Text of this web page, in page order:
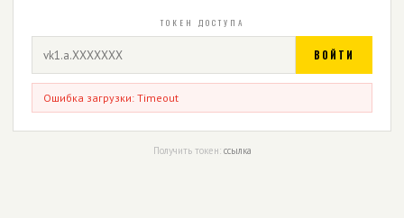
ТОКЕН ДОСТУПА
ВОЙТИ
Ошибка загрузки: Timeout
Получить токен: ссылка